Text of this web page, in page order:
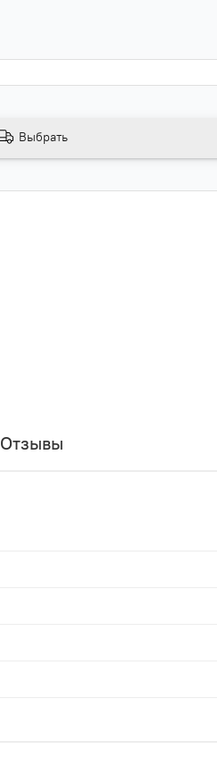
Выбрать
Отзывы